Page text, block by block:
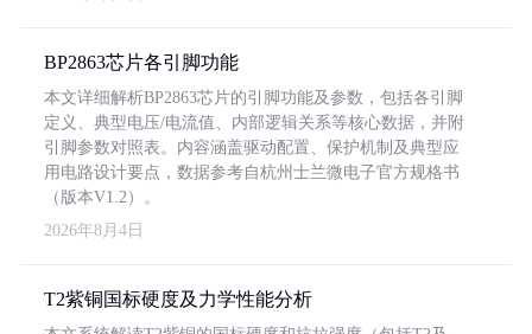
BP2863芯片各引脚功能
本文详细解析BP2863芯片的引脚功能及参数，包括各引脚
定义、典型电压/电流值、内部逻辑关系等核心数据，并附
引脚参数对照表。内容涵盖驱动配置、保护机制及典型应
用电路设计要点，数据参考自杭州士兰微电子官方规格书
（版本V1.2）。
2026年8月4日
T2紫铜国标硬度及力学性能分析